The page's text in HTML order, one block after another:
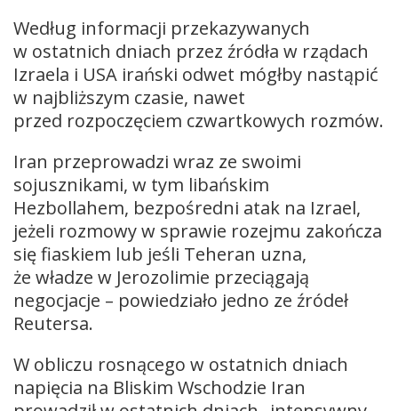
Według informacji przekazywanych
w ostatnich dniach przez źródła w rządach
Izraela i USA irański odwet mógłby nastąpić
w najbliższym czasie, nawet
przed rozpoczęciem czwartkowych rozmów.
Iran przeprowadzi wraz ze swoimi
sojusznikami, w tym libańskim
Hezbollahem, bezpośredni atak na Izrael,
jeżeli rozmowy w sprawie rozejmu zakończa
się fiaskiem lub jeśli Teheran uzna,
że władze w Jerozolimie przeciągają
negocjacje – powiedziało jedno ze źródeł
Reutersa.
W obliczu rosnącego w ostatnich dniach
napięcia na Bliskim Wschodzie Iran